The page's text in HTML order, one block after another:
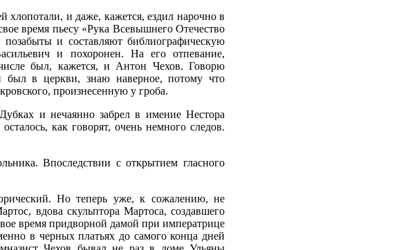
хлопотали, и даже, кажется, ездил нарочно в
время пьесу «Рука Всевышнего Отечество
и составляют библиографическую
и похоронен. На его отпевание,
был, кажется, и Антон Чехов. Говорю
в церкви, знаю наверное, потому что
произнесенную у гроба.
и нечаянно забрел в имение Нестора
как говорят, очень немного следов.
Впоследствии с открытием гласного
Но теперь уже, к сожалению, не
вдова скульптора Мартоса, создавшего
время придворной дамой при императрице
в черных платьях до самого конца дней